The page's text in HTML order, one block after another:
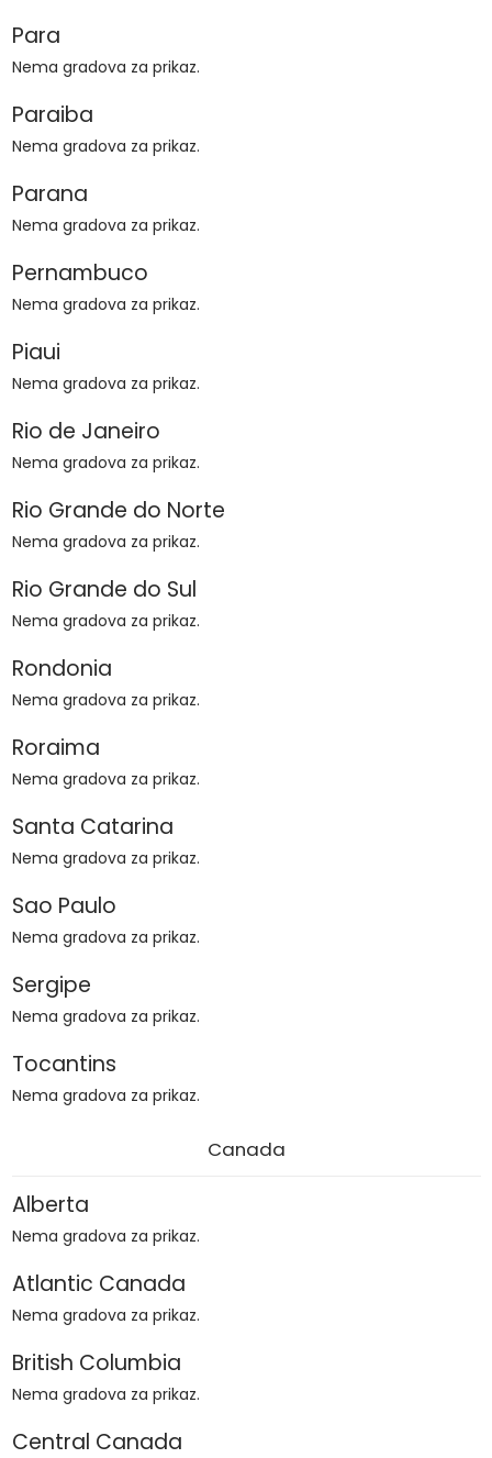
Para
Nema gradova za prikaz.
Paraiba
Nema gradova za prikaz.
Parana
Nema gradova za prikaz.
Pernambuco
Nema gradova za prikaz.
Piaui
Nema gradova za prikaz.
Rio de Janeiro
Nema gradova za prikaz.
Rio Grande do Norte
Nema gradova za prikaz.
Rio Grande do Sul
Nema gradova za prikaz.
Rondonia
Nema gradova za prikaz.
Roraima
Nema gradova za prikaz.
Santa Catarina
Nema gradova za prikaz.
Sao Paulo
Nema gradova za prikaz.
Sergipe
Nema gradova za prikaz.
Tocantins
Nema gradova za prikaz.
Canada
Alberta
Nema gradova za prikaz.
Atlantic Canada
Nema gradova za prikaz.
British Columbia
Nema gradova za prikaz.
Central Canada